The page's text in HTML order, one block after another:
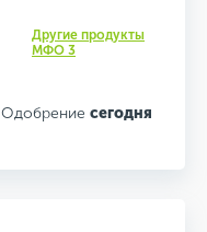
Другие продукты
МФО 3
Одобрение сегодня